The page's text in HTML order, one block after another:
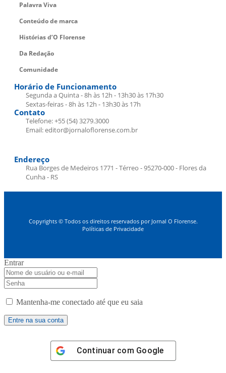
Palavra Viva
Conteúdo de marca
Histórias d’O Florense
Da Redação
Comunidade
Horário de Funcionamento
Segunda a Quinta - 8h às 12h - 13h30 às 17h30
Sextas-feiras - 8h às 12h - 13h30 às 17h
Contato
Telefone: +55 (54) 3279.3000
Email: editor@jornaloflorense.com.br
Endereço
Rua Borges de Medeiros 1771 - Térreo - 95270-000 - Flores da
Cunha - RS
Copyrights © Todos os direitos reservados por Jornal O Florense.
Políticas de Privacidade
Entrar
Mantenha-me conectado até que eu saia
Continuar com Google